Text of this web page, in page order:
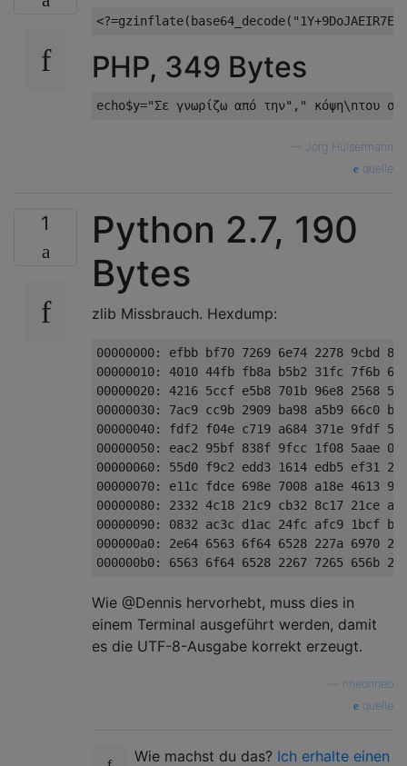
PHP, 349 Bytes
Jörg Hülsermann
quelle
1
Python 2.7, 190
Bytes
zlib Missbrauch. Hexdump:
00000000: efbb bf70 7269 6e74 2278
00000010: 4010 44fb fb8a b5b2 31fc 7f6b
00000020: 4216 5ccf e5b8 701b 96e8
00000030: 7ac9 cc9b 2909 ba98 a5b9
00000040: fdf2 f04e c719 a684 371e 9fdf
00000050: eac2 95bf 838f 9fcc 1f08
00000060: 55d0 f9c2 edd3 1614 edb5
00000070: e11c fdce 698e 7008 a18e
00000080: 2332 4c18 21c9 cb32 8c17
00000090: 0832 ac3c d1ac 24fc afc9
000000a0: 2e64 6563 6f64 6528 227a 6970
Wie @Dennis hervorhebt, muss dies in
einem Terminal ausgeführt werden, damit
es die UTF-8-Ausgabe korrekt erzeugt.
nneonneo
quelle
Wie machst du das? Ich erhalte einen